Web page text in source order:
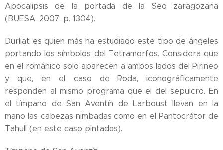
Apocalipsis de la portada de la Seo zaragozana
(BUESA, 2007, p. 1304).
Durliat es quien más ha estudiado este tipo de ángeles
portando los símbolos del Tetramorfos. Considera que
en el románico solo aparecen a ambos lados del Pirineo
y que, en el caso de Roda, iconográficamente
responden al mismo programa que el del sepulcro. En
el tímpano de San Aventín de Larboust llevan en la
mano las cabezas nimbadas como en el Pantocrátor de
Tahull (en este caso pintados).